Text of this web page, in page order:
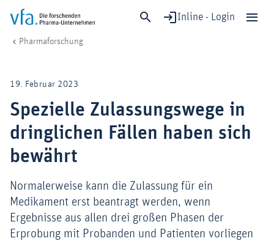
Inline - Login
Forschung & Entwicklung
Gesundheit & Versorgung
Wirtschaft & Standort
Digitalisierung & KI
Verband & Mitglieder
Mitglied werden!
Medien
Pharmaforschung
19. Februar 2023
Spezielle Zulassungswege in
dringlichen Fällen haben sich
bewährt
Normalerweise kann die Zulassung für ein
Medikament erst beantragt werden, wenn
Ergebnisse aus allen drei großen Phasen der
Erprobung mit Probanden und Patienten vorliegen